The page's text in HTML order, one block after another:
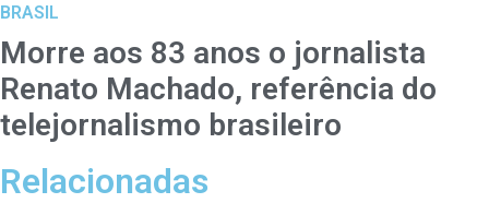
BRASIL
Morre aos 83 anos o jornalista
Renato Machado, referência do
telejornalismo brasileiro
Relacionadas